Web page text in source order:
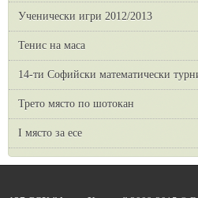
Ученически игри 2012/2013
Тенис на маса
14-ти Софийски математически
Трето място по шотокан
I място за есе